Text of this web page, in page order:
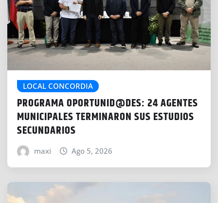
LOCAL CONCORDIA
PROGRAMA OPORTUNID@DES: 24 AGENTES
MUNICIPALES TERMINARON SUS ESTUDIOS
SECUNDARIOS
maxi Ago 5, 2026